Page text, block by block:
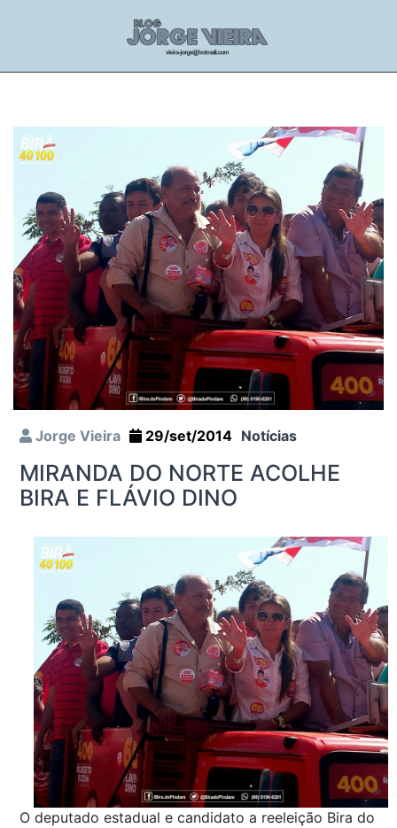
Jorge Vieira 29/set/2014 Notícias
MIRANDA DO NORTE ACOLHE
BIRA E FLÁVIO DINO
O deputado estadual e candidato a reeleição Bira do